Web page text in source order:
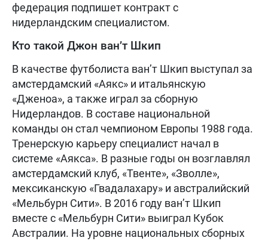
федерация подпишет контракт с
нидерландским специалистом.
Кто такой Джон ван’т Шкип
В качестве футболиста ван’т Шкип выступал за
амстердамский «Аякс» и итальянскую
«Дженоа», а также играл за сборную
Нидерландов. В составе национальной
команды он стал чемпионом Европы 1988 года.
Тренерскую карьеру специалист начал в
системе «Аякса». В разные годы он возглавлял
амстердамский клуб, «Твенте», «Зволле»,
мексиканскую «Гвадалахару» и австралийский
«Мельбурн Сити». В 2016 году ван’т Шкип
вместе с «Мельбурн Сити» выиграл Кубок
Австралии. На уровне национальных сборных